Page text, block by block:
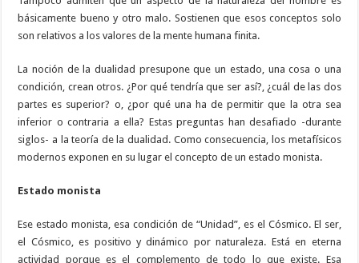
básicamente bueno y otro malo. Sostienen que esos conceptos solo
son relativos a los valores de la mente humana finita.
La noción de la dualidad presupone que un estado, una cosa o una
condición, crean otros. ¿Por qué tendría que ser así?, ¿cuál de las dos
partes es superior? o, ¿por qué una ha de permitir que la otra sea
inferior o contraria a ella? Estas preguntas han desafiado -durante
siglos- a la teoría de la dualidad. Como consecuencia, los metafísicos
modernos exponen en su lugar el concepto de un estado monista.
Estado monista
Ese estado monista, esa condición de “Unidad”, es el Cósmico. El ser,
el Cósmico, es positivo y dinámico por naturaleza. Está en eterna
actividad porque es el complemento de todo lo que existe. Esa